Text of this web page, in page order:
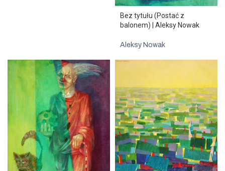
Bez tytułu (Postać z
balonem) | Aleksy Nowak
Aleksy Nowak